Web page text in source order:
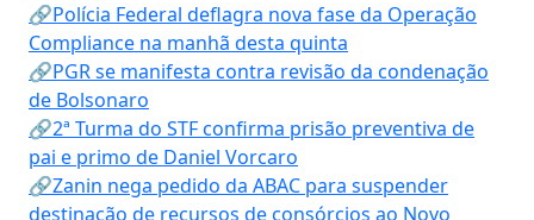
🔗Polícia Federal deflagra nova fase da Operação
Compliance na manhã desta quinta
🔗PGR se manifesta contra revisão da condenação
de Bolsonaro
🔗2ª Turma do STF confirma prisão preventiva de
pai e primo de Daniel Vorcaro
🔗Zanin nega pedido da ABAC para suspender
destinação de recursos de consórcios ao Novo